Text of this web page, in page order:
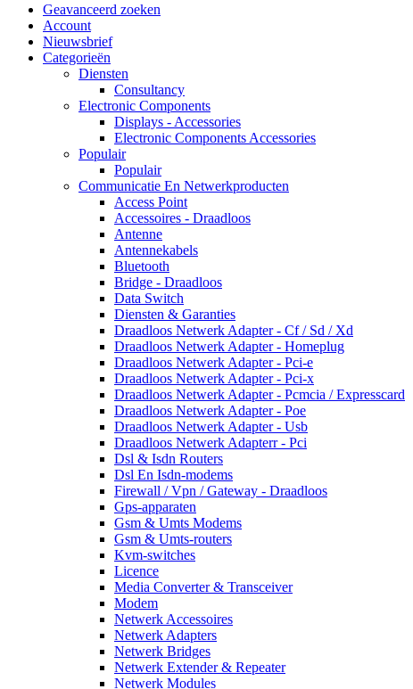
Geavanceerd zoeken
Account
Nieuwsbrief
Categorieën
Diensten
Consultancy
Electronic Components
Displays - Accessories
Electronic Components Accessories
Populair
Populair
Communicatie En Netwerkproducten
Access Point
Accessoires - Draadloos
Antenne
Antennekabels
Bluetooth
Bridge - Draadloos
Data Switch
Diensten & Garanties
Draadloos Netwerk Adapter - Cf / Sd / Xd
Draadloos Netwerk Adapter - Homeplug
Draadloos Netwerk Adapter - Pci-e
Draadloos Netwerk Adapter - Pci-x
Draadloos Netwerk Adapter - Pcmcia / Expresscard
Draadloos Netwerk Adapter - Poe
Draadloos Netwerk Adapter - Usb
Draadloos Netwerk Adapterr - Pci
Dsl & Isdn Routers
Dsl En Isdn-modems
Firewall / Vpn / Gateway - Draadloos
Gps-apparaten
Gsm & Umts Modems
Gsm & Umts-routers
Kvm-switches
Licence
Media Converter & Transceiver
Modem
Netwerk Accessoires
Netwerk Adapters
Netwerk Bridges
Netwerk Extender & Repeater
Netwerk Modules